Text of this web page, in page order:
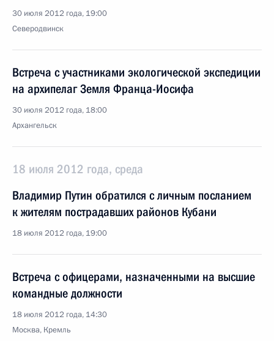
30 июля 2012 года, 19:00
Северодвинск
Встреча с участниками экологической экспедиции
на архипелаг Земля Франца-Иосифа
30 июля 2012 года, 18:00
Архангельск
18 июля 2012 года, среда
Владимир Путин обратился с личным посланием
к жителям пострадавших районов Кубани
18 июля 2012 года, 19:00
Встреча с офицерами, назначенными на высшие
командные должности
18 июля 2012 года, 14:30
Москва, Кремль